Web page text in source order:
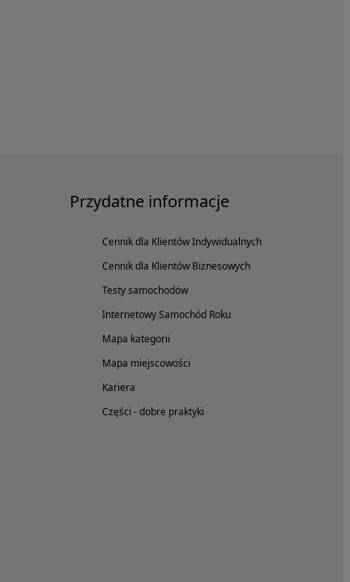
Przydatne informacje
Cennik dla Klientów Indywidualnych
Cennik dla Klientów Biznesowych
Testy samochodów
Internetowy Samochód Roku
Mapa kategorii
Mapa miejscowości
Kariera
Części - dobre praktyki